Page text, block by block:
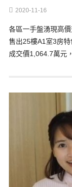
2020-11-16
各區一手盤湧現高
售出25樓A1室3房
成交價1,064.7萬元